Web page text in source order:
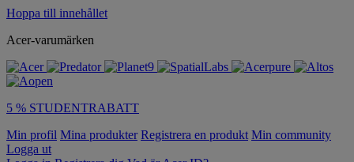
Hoppa till innehållet
Acer-varumärken
5 % STUDENTRABATT
Min profil Mina produkter Registrera en produkt Min community
Logga ut